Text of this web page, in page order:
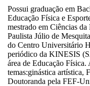
Possui graduação em
Educação Física e
mestrado em Ciências
Paulista Júlio de
do Centro Universitário
periódico da KINESIS
área de Educação
temas:ginástica artística,
Doutoranda pela FEF-